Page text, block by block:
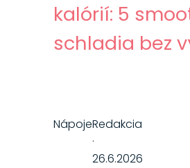
kalórií: 5
schladia bez
NápojeRedakcia
·
26.6.2026